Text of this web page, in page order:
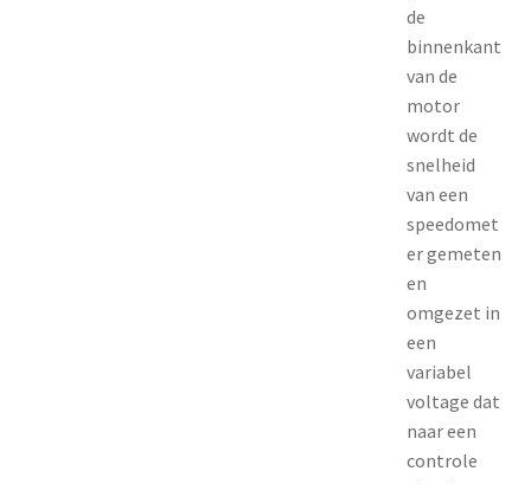
de
binnenkant
van de
motor
wordt de
snelheid
van een
speedomet
er gemeten
en
omgezet in
een
variabel
voltage dat
naar een
controle